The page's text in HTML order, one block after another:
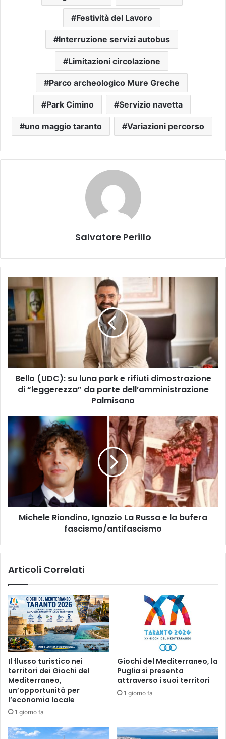
Festività del Lavoro
Interruzione servizi autobus
Limitazioni circolazione
Parco archeologico Mure Greche
Park Cimino Servizio navetta
uno maggio taranto Variazioni percorso
Salvatore Perillo
(UDC):
su
luna
park
dimostrazione
di
“leggerezza”
Palmisano
Bello (UDC): su luna park e rifiuti dimostrazione
di “leggerezza” da parte dell’amministrazione
Palmisano
Michele
Riondino,
Ignazio
La
Russa
e
bufera
fascismo/antifascismo
Michele Riondino, Ignazio La Russa e la bufera
fascismo/antifascismo
Articoli Correlati
Il flusso turistico nei
territori dei Giochi del
Mediterraneo,
un’opportunità per
l’economia locale
1 giorno fa
Giochi del Mediterraneo, la
Puglia si presenta
attraverso i suoi territori
1 giorno fa